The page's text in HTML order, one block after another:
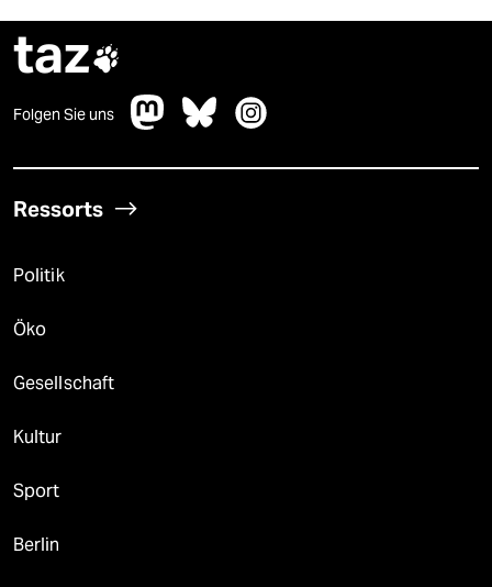
taz
Folgen Sie uns
Ressorts
Politik
Öko
Gesellschaft
Kultur
Sport
Berlin